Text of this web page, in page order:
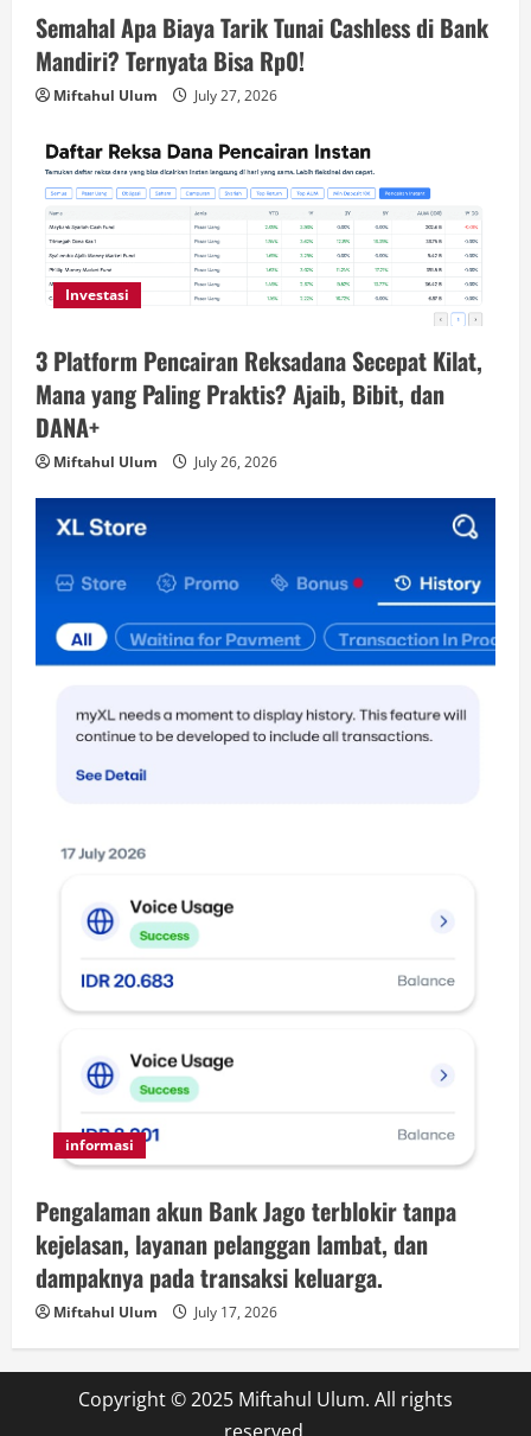
Semahal Apa Biaya Tarik Tunai Cashless di Bank
Mandiri? Ternyata Bisa Rp0!
Miftahul Ulum July 27, 2026
Investasi
3 Platform Pencairan Reksadana Secepat Kilat,
Mana yang Paling Praktis? Ajaib, Bibit, dan
DANA+
Miftahul Ulum July 26, 2026
informasi
Pengalaman akun Bank Jago terblokir tanpa
kejelasan, layanan pelanggan lambat, dan
dampaknya pada transaksi keluarga.
Miftahul Ulum July 17, 2026
Copyright © 2025 Miftahul Ulum. All rights
reserved.